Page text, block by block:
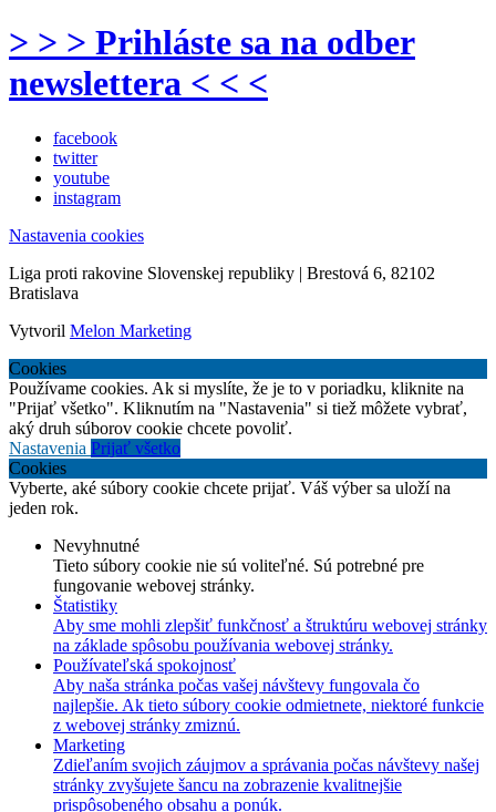
> > > Prihláste sa na odber
newslettera < < <
facebook
twitter
youtube
instagram
Nastavenia cookies
Liga proti rakovine Slovenskej republiky | Brestová 6, 82102
Bratislava
Vytvoril Melon Marketing
Cookies
Používame cookies. Ak si myslíte, že je to v poriadku, kliknite na
"Prijať všetko". Kliknutím na "Nastavenia" si tiež môžete vybrať,
aký druh súborov cookie chcete povoliť.
Nastavenia Prijať všetko
Cookies
Vyberte, aké súbory cookie chcete prijať. Váš výber sa uloží na
jeden rok.
Nevyhnutné
Tieto súbory cookie nie sú voliteľné. Sú potrebné pre
fungovanie webovej stránky.
Štatistiky
Aby sme mohli zlepšiť funkčnosť a štruktúru webovej stránky
na základe spôsobu používania webovej stránky.
Používateľská spokojnosť
Aby naša stránka počas vašej návštevy fungovala čo
najlepšie. Ak tieto súbory cookie odmietnete, niektoré funkcie
z webovej stránky zmiznú.
Marketing
Zdieľaním svojich záujmov a správania počas návštevy našej
stránky zvyšujete šancu na zobrazenie kvalitnejšie
prispôsobeného obsahu a ponúk.